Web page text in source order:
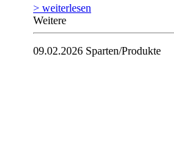
> weiterlesen
Weitere
09.02.2026 Sparten/Produkte